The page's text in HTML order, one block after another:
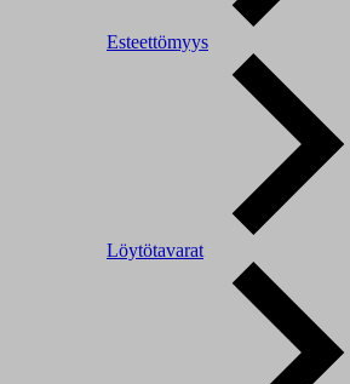
Esteettömyys
Löytötavarat